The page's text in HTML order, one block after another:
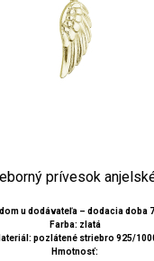
prívesok
u dodávateľa – dodacia doba
Farba: zlatá
pozlátené striebro 925/
Hmotnosť: